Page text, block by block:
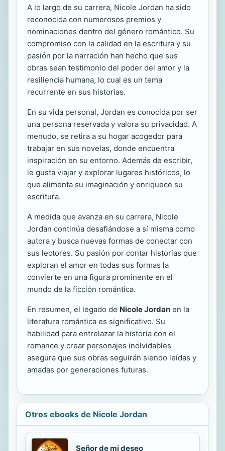
A lo largo de su carrera, Nicole Jordan ha sido
reconocida con numerosos premios y
nominaciones dentro del género romántico. Su
compromiso con la calidad en la escritura y su
pasión por la narración han hecho que sus
obras sean testimonio del poder del amor y la
resiliencia humana, lo cual es un tema
recurrente en sus historias.
En su vida personal, Jordan es conocida por ser
una persona reservada y valora su privacidad. A
menudo, se retira a su hogar acogedor para
trabajar en sus novelas, donde encuentra
inspiración en su entorno. Además de escribir,
le gusta viajar y explorar lugares históricos, lo
que alimenta su imaginación y enriquece su
escritura.
A medida que avanza en su carrera, Nicole
Jordan continúa desafiándose a sí misma como
autora y busca nuevas formas de conectar con
sus lectores. Su pasión por contar historias que
exploran el amor en todas sus formas la
convierte en una figura prominente en el
mundo de la ficción romántica.
En resumen, el legado de Nicole Jordan en la
literatura romántica es significativo. Su
habilidad para entrelazar la historia con el
romance y crear personajes inolvidables
asegura que sus obras seguirán siendo leídas y
amadas por generaciones futuras.
Otros ebooks de Nicole Jordan
Señor de mi deseo